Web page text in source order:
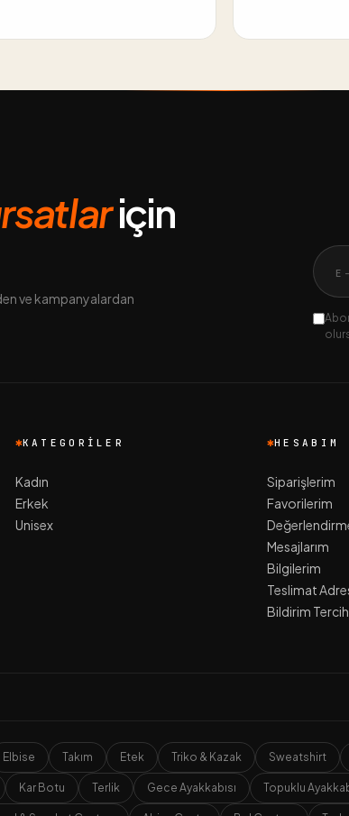
için
ve kampanyalardan
KATEGORILER
Kadın
Erkek
Unisex
HESABIM
Siparişlerim
Favorilerim
Mesajlarım
Bilgilerim
Teslimat
Bildirim
Elbise Takım Etek Triko & Kazak Sweatshirt
Kar Botu Terlik Gece Ayakkabısı Topuklu